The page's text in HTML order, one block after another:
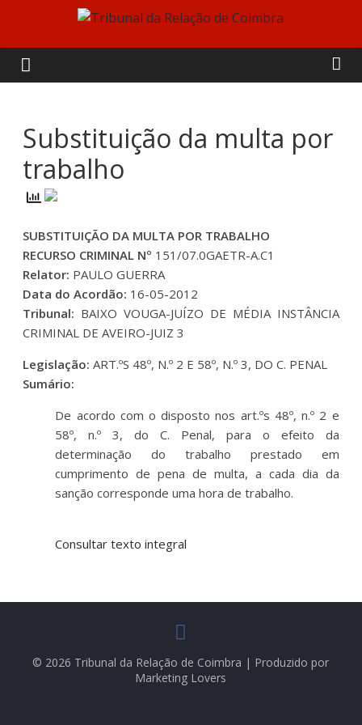
content
Tribunal
da
Relação
de
Coimbra
Substituição da multa por
trabalho
SUBSTITUIÇÃO DA MULTA POR TRABALHO
RECURSO CRIMINAL Nº 151/07.0GAETR-A.C1
Relator: PAULO GUERRA
Data do Acordão: 16-05-2012
Tribunal: BAIXO VOUGA-JUÍZO DE MÉDIA INSTÂNCIA
CRIMINAL DE AVEIRO-JUIZ 3
Legislação:ART.ºS 48º, N.º 2 E 58º, N.º 3, DO C. PENAL
Sumário:
De acordo com o disposto nos art.ºs 48º, n.º 2 e
58º, n.º 3, do C. Penal, para o efeito da
determinação do trabalho prestado em
cumprimento de pena de multa, a cada dia da
sanção corresponde uma hora de trabalho.
Consultar texto integral
© 2026 Tribunal da Relação de Coimbra | Produzido por
Marketing Lovers